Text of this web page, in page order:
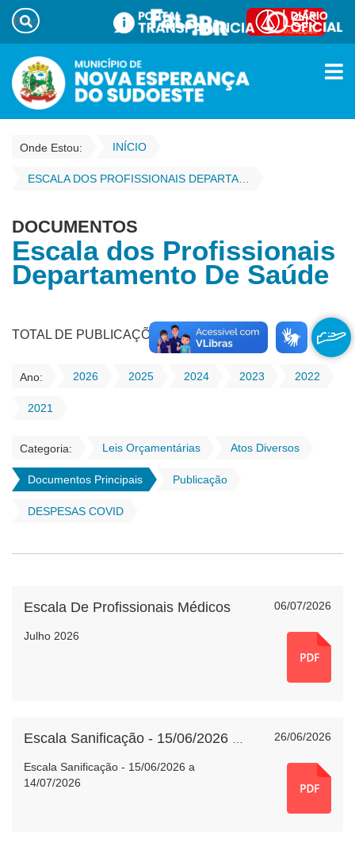
Onde Estou: INÍCIO
DOCUMENTOS
Escala dos Profissionais
Departamento De Saúde
TOTAL DE PUBLICAÇÕES - 159
Ano: 2026 2025 2024 2023 2022
2021
Categoria: Leis Orçamentárias Atos Diversos
Documentos Principais Publicação
DESPESAS COVID
06/07/2026
Escala De Profissionais Médicos
Julho 2026
26/06/2026
Escala Sanificação - 15/06/2026 a
14/07/2026